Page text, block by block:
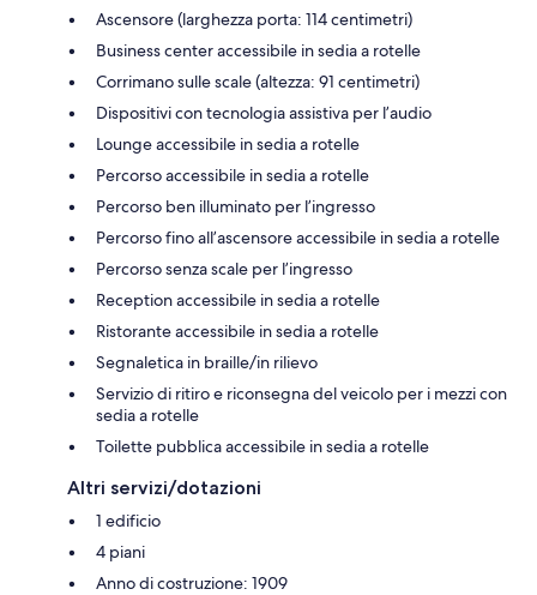
Ascensore (larghezza porta: 114 centimetri)
Business center accessibile in sedia a rotelle
Corrimano sulle scale (altezza: 91 centimetri)
Dispositivi con tecnologia assistiva per l’audio
Lounge accessibile in sedia a rotelle
Percorso accessibile in sedia a rotelle
Percorso ben illuminato per l’ingresso
Percorso fino all’ascensore accessibile in sedia a rotelle
Percorso senza scale per l’ingresso
Reception accessibile in sedia a rotelle
Ristorante accessibile in sedia a rotelle
Segnaletica in braille/in rilievo
Servizio di ritiro e riconsegna del veicolo per i mezzi con
sedia a rotelle
Toilette pubblica accessibile in sedia a rotelle
Altri servizi/dotazioni
1 edificio
4 piani
Anno di costruzione: 1909